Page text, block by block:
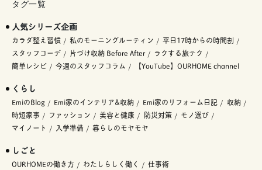
タグ一覧
人気シリーズ企画
カラダ整え習慣 私のモーニングルーティン
平日17時からの時間割
スタッフコーデ
片づけ収納 Before After
ラクする旅テク
簡単レシピ
今週のスタッフコラム 【YouTube】OURHOME channel
くらし
EmiのBlog Emi家のインテリア&収納 Emi家のリフォーム日記
収納
時短家事
ファッション 美容と健康 防災対策
モノ選び
マイノート
入学準備 暮らしのモヤモヤ
しごと
OURHOMEの働き方 わたしらしく働く 仕事術